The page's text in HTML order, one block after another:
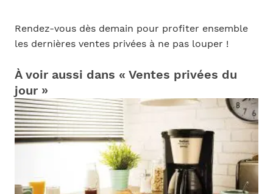
Rendez-vous dès demain pour profiter ensemble
les dernières ventes privées à ne pas louper !
À voir aussi dans « Ventes privées du
jour »